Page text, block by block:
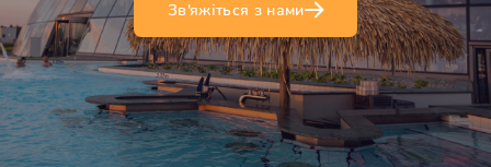
Зв'яжіться з нами